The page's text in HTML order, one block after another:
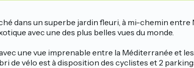
dans un superbe jardin fleuri, à mi-chemin
avec une des plus belles vues du monde.
avec une vue imprenable entre la Méditerranée et
de vélo est à disposition des cyclistes et 2